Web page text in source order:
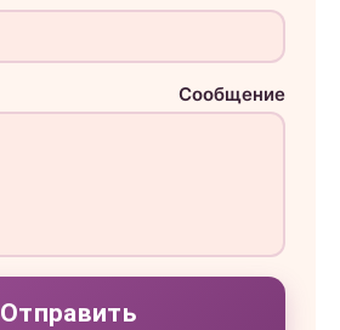
е
л
ф
н
у
Сообщение
Отправить